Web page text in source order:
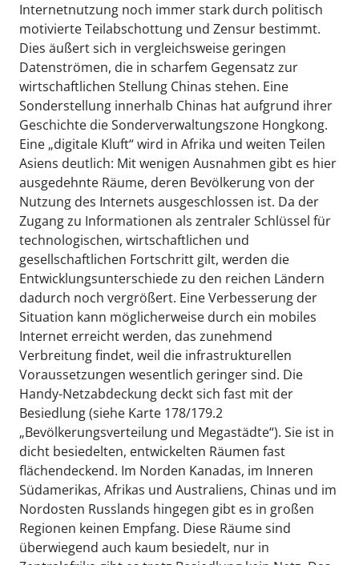
Internetnutzung noch immer stark durch politisch
motivierte Teilabschottung und Zensur bestimmt.
Dies äußert sich in vergleichsweise geringen
Datenströmen, die in scharfem Gegensatz zur
wirtschaftlichen Stellung Chinas stehen. Eine
Sonderstellung innerhalb Chinas hat aufgrund ihrer
Geschichte die Sonderverwaltungszone Hongkong.
Eine „digitale Kluft“ wird in Afrika und weiten Teilen
Asiens deutlich: Mit wenigen Ausnahmen gibt es hier
ausgedehnte Räume, deren Bevölkerung von der
Nutzung des Internets ausgeschlossen ist. Da der
Zugang zu Informationen als zentraler Schlüssel für
technologischen, wirtschaftlichen und
gesellschaftlichen Fortschritt gilt, werden die
Entwicklungsunterschiede zu den reichen Ländern
dadurch noch vergrößert. Eine Verbesserung der
Situation kann möglicherweise durch ein mobiles
Internet erreicht werden, das zunehmend
Verbreitung findet, weil die infrastrukturellen
Voraussetzungen wesentlich geringer sind. Die
Handy-Netzabdeckung deckt sich fast mit der
Besiedlung (siehe Karte 178/179.2
„Bevölkerungsverteilung und Megastädte“). Sie ist in
dicht besiedelten, entwickelten Räumen fast
flächendeckend. Im Norden Kanadas, im Inneren
Südamerikas, Afrikas und Australiens, Chinas und im
Nordosten Russlands hingegen gibt es in großen
Regionen keinen Empfang. Diese Räume sind
überwiegend auch kaum besiedelt, nur in